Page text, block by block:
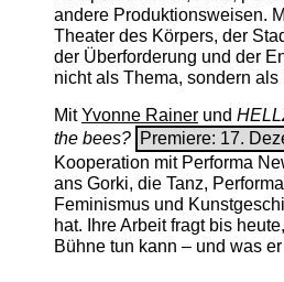
andere Produktionsweisen.
Theater des Körpers, der
der Überforderung und der
nicht als Thema, sondern
MitYvonne Rainerund
the bees? Premiere: 17.
Kooperation mit Performa
ans Gorki, die Tanz,
Feminismus und
hat. Ihre Arbeit fragt bis
Bühne tun kann – und was